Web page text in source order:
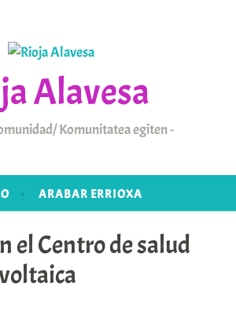
Alavesa
Komunitatea egiten
ARABAR ERRIOXA
el Centro de salud